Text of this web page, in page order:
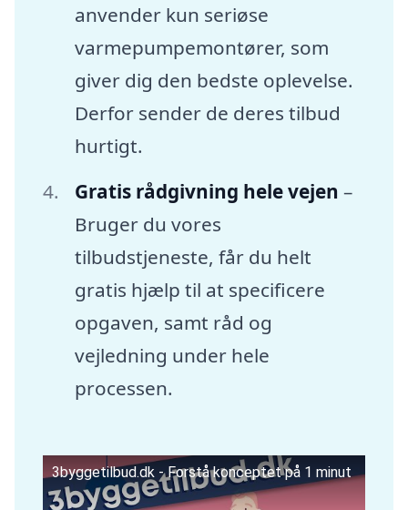
anvender kun seriøse
varmepumpemontører, som
giver dig den bedste oplevelse.
Derfor sender de deres tilbud
hurtigt.
Gratis rådgivning hele vejen –
Bruger du vores
tilbudstjeneste, får du helt
gratis hjælp til at specificere
opgaven, samt råd og
vejledning under hele
processen.
3byggetilbud.dk - Forstå konceptet på 1 minut